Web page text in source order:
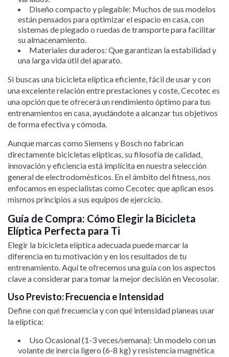
Diseño compacto y plegable: Muchos de sus modelos
están pensados para optimizar el espacio en casa, con
sistemas de plegado o ruedas de transporte para facilitar
su almacenamiento.
Materiales duraderos: Que garantizan la estabilidad y
una larga vida útil del aparato.
Si buscas una bicicleta elíptica eficiente, fácil de usar y con
una excelente relación entre prestaciones y coste, Cecotec es
una opción que te ofrecerá un rendimiento óptimo para tus
entrenamientos en casa, ayudándote a alcanzar tus objetivos
de forma efectiva y cómoda.
Aunque marcas como Siemens y Bosch no fabrican
directamente bicicletas elípticas, su filosofía de calidad,
innovación y eficiencia está implícita en nuestra selección
general de electrodomésticos. En el ámbito del fitness, nos
enfocamos en especialistas como Cecotec que aplican esos
mismos principios a sus equipos de ejercicio.
Guía de Compra: Cómo Elegir la Bicicleta
Elíptica Perfecta para Ti
Elegir la bicicleta elíptica adecuada puede marcar la
diferencia en tu motivación y en los resultados de tu
entrenamiento. Aquí te ofrecemos una guía con los aspectos
clave a considerar para tomar la mejor decisión en Vecosolar.
Uso Previsto: Frecuencia e Intensidad
Define con qué frecuencia y con qué intensidad planeas usar
la elíptica:
Uso Ocasional (1-3 veces/semana): Un modelo con un
volante de inercia ligero (6-8 kg) y resistencia magnética